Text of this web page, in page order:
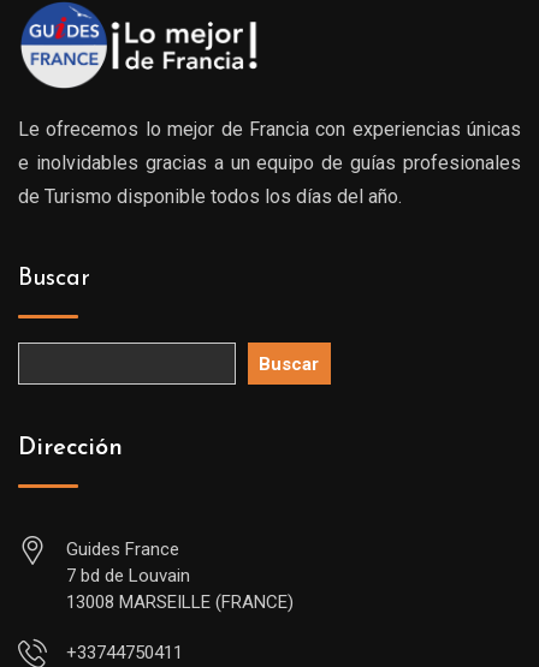
Le ofrecemos lo mejor de Francia con experiencias únicas
e inolvidables gracias a un equipo de guías profesionales
de Turismo disponible todos los días del año.
Buscar
Buscar
Dirección
Guides France
7 bd de Louvain
13008 MARSEILLE (FRANCE)
+33744750411